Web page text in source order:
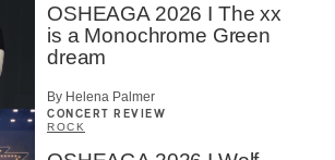
OSHEAGA 2026 I The xx
is a Monochrome Green
dream
By Helena Palmer
CONCERT REVIEW
ROCK